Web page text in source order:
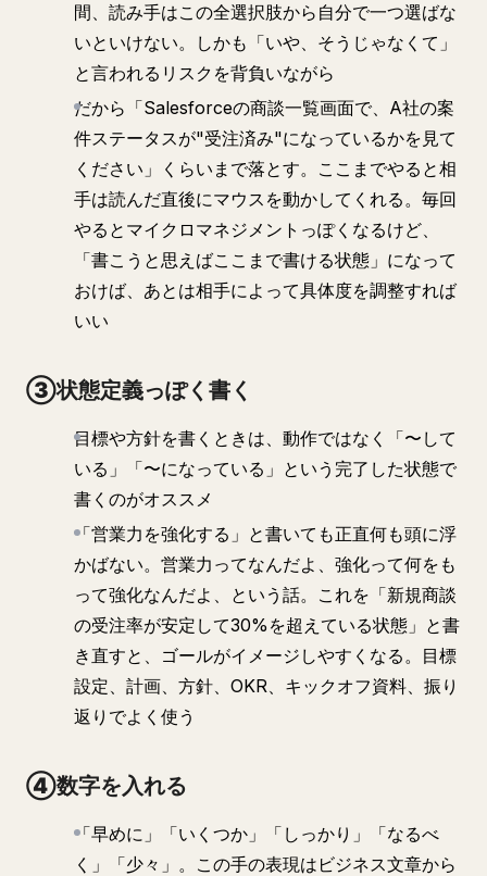
間、読み手はこの全選択肢から自分で一つ選ばな
いといけない。しかも「いや、そうじゃなくて」
と言われるリスクを背負いながら
だから「Salesforceの商談一覧画面で、A社の案
件ステータスが"受注済み"になっているかを見て
ください」くらいまで落とす。ここまでやると相
手は読んだ直後にマウスを動かしてくれる。毎回
やるとマイクロマネジメントっぽくなるけど、
「書こうと思えばここまで書ける状態」になって
おけば、あとは相手によって具体度を調整すれば
いい
③状態定義っぽく書く
目標や方針を書くときは、動作ではなく「〜して
いる」「〜になっている」という完了した状態で
書くのがオススメ
「営業力を強化する」と書いても正直何も頭に浮
かばない。営業力ってなんだよ、強化って何をも
って強化なんだよ、という話。これを「新規商談
の受注率が安定して30%を超えている状態」と書
き直すと、ゴールがイメージしやすくなる。目標
設定、計画、方針、OKR、キックオフ資料、振り
返りでよく使う
④数字を入れる
「早めに」「いくつか」「しっかり」「なるべ
く」「少々」。この手の表現はビジネス文章から